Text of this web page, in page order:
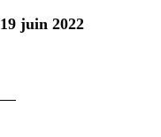
juin 2022